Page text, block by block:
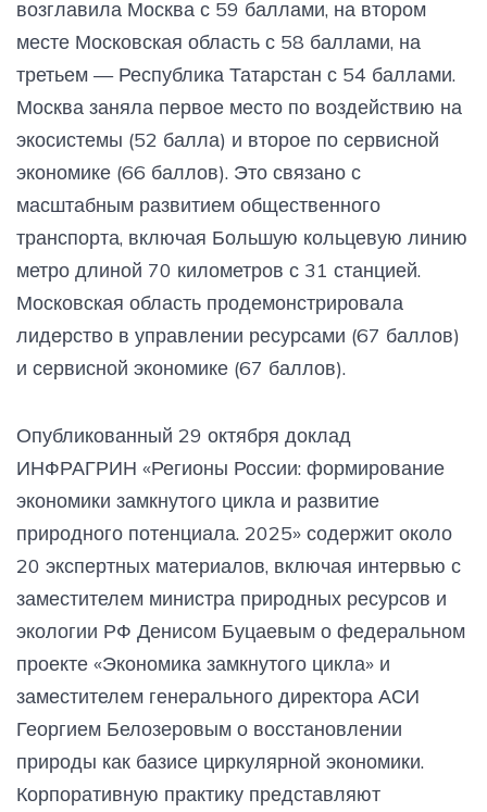
возглавила Москва с 59 баллами, на втором
месте Московская область с 58 баллами, на
третьем — Республика Татарстан с 54 баллами.
Москва заняла первое место по воздействию на
экосистемы (52 балла) и второе по сервисной
экономике (66 баллов). Это связано с
масштабным развитием общественного
транспорта, включая Большую кольцевую линию
метро длиной 70 километров с 31 станцией.
Московская область продемонстрировала
лидерство в управлении ресурсами (67 баллов)
и сервисной экономике (67 баллов).
Опубликованный 29 октября доклад
ИНФРАГРИН «Регионы России: формирование
экономики замкнутого цикла и развитие
природного потенциала. 2025» содержит около
20 экспертных материалов, включая интервью с
заместителем министра природных ресурсов и
экологии РФ Денисом Буцаевым о федеральном
проекте «Экономика замкнутого цикла» и
заместителем генерального директора АСИ
Георгием Белозеровым о восстановлении
природы как базисе циркулярной экономики.
Корпоративную практику представляют